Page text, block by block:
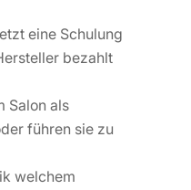
eine Schulung
bezahlt
Salon als
führen sie zu
welchem